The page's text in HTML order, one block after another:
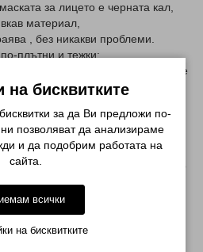
за лицето е черната кал,
материал,
, без никакви проблеми.
плътни и тежки:
само след като ги премахнете
е най-ефективна, но е много
и се характеризира с
и,
съставки са комбинирани в едно
маска за лице
на етикета за алергии,
тъй като в маската има
на бисквитките
за да Ви предложи по-
позволяват да анализираме
и да подобрим работата на
сайта.
всички
на бисквитките